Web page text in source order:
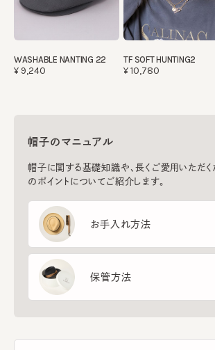
WASHABLE NANTING 22
¥9,240
TF SOFT HUNTING2
¥10,780
帽子のマニュアル
帽子に関する基礎知識や、長くご愛用いただ
のポイントについてご紹介します。
お手入れ方法
保管方法